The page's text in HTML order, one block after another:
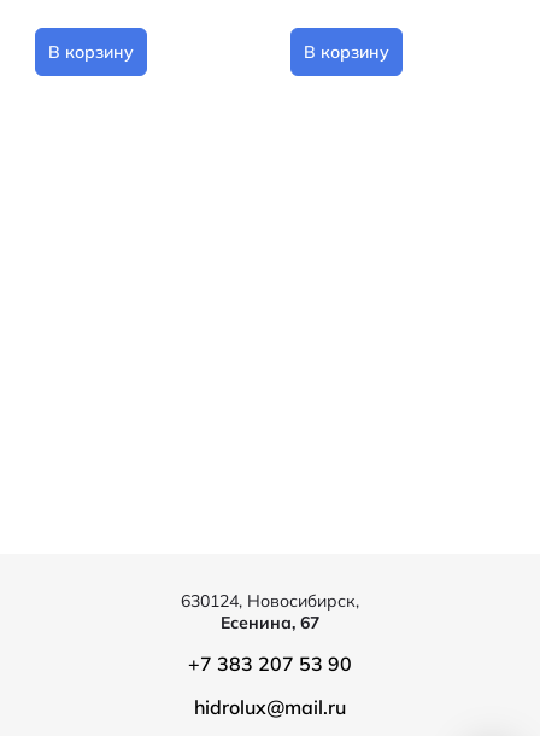
В корзину В корзину
630124, Новосибирск,
Есенина, 67
+7 383 207 53 90
hidrolux@mail.ru